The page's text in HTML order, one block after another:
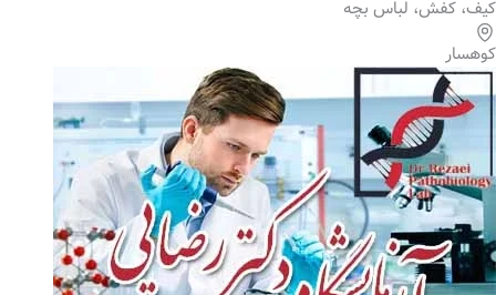
کیف، کفش، لباس بچه
کوهسار